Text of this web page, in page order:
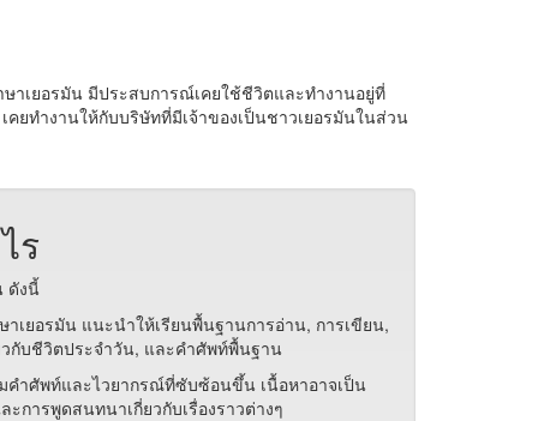
าเยอรมัน มีประสบการณ์เคยใช้ชีวิตและทำงานอยู่ที่
คยทำงานให้กับบริษัทที่มีเจ้าของเป็นชาวเยอรมันในส่วน
ร
ดังนี้
เยอรมัน แนะนำให้เรียนพื้นฐานการอ่าน, การเขียน,
วกับชีวิตประจำวัน, และคำศัพท์พื้นฐาน
คำศัพท์และไวยากรณ์ที่ซับซ้อนขึ้น เนื้อหาอาจเป็น
ะการพูดสนทนาเกี่ยวกับเรื่องราวต่างๆ